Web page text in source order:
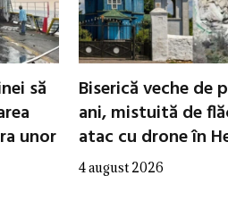
să
unor
Biserică veche de
ani, mistuită de
atac cu drone în
4 august 2026